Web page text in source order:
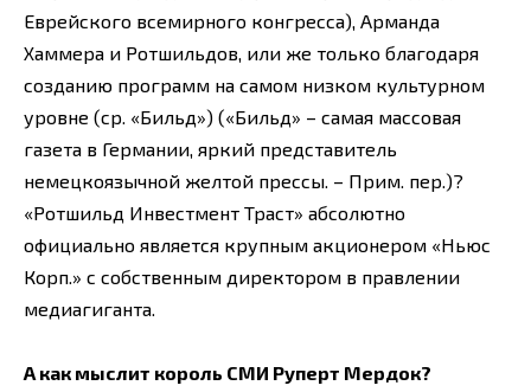
Еврейского всемирного конгресса), Арманда
Хаммера и Ротшильдов, или же только благодаря
созданию программ на самом низком культурном
уровне (ср. «Бильд») («Бильд» – самая массовая
газета в Германии, яркий представитель
немецкоязычной желтой прессы. – Прим. пер.)?
«Ротшильд Инвестмент Траст» абсолютно
официально является крупным акционером «Ньюс
Корп.» с собственным директором в правлении
медиагиганта.
А как мыслит король СМИ Руперт Мердок?